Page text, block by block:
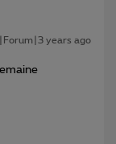
years ago